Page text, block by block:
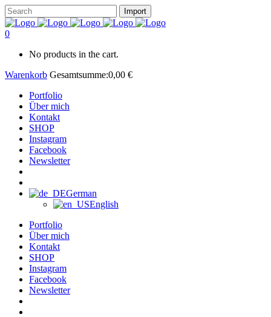
0
No products in the cart.
Warenkorb Gesamtsumme:0,00 €
Portfolio
Über mich
Kontakt
SHOP
Instagram
Facebook
Newsletter
German
English
Portfolio
Über mich
Kontakt
SHOP
Instagram
Facebook
Newsletter